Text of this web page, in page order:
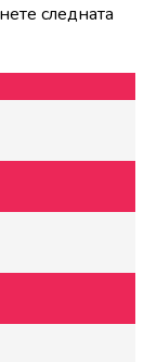
следната